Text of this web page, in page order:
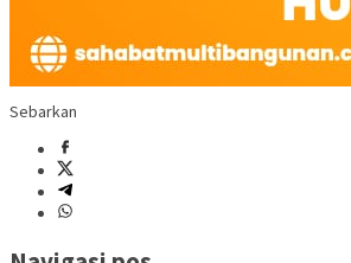
Sebarkan